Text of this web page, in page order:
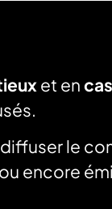
et en
le
encore